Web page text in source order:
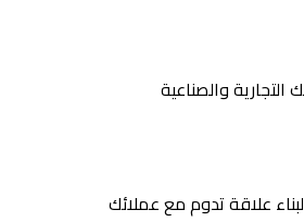
التجارية والصناعية
علاقة تدوم مع عملائك